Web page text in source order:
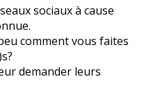
sociaux à cause
comment vous faites
demander leurs